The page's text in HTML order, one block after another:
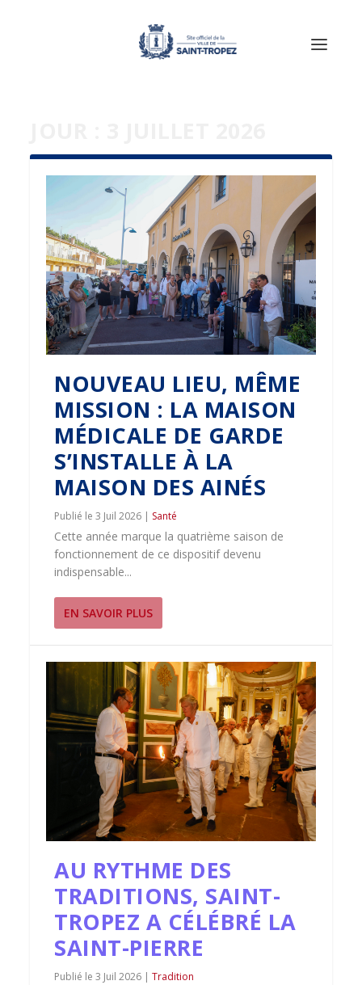
NOUVEAU LIEU, MÊME
MISSION : LA MAISON
MÉDICALE DE GARDE
S’INSTALLE À LA
MAISON DES AINÉS
3 Juil 2026 | Santé
Cette année marque la quatrième saison de
fonctionnement de ce dispositif devenu
indispensable...
EN SAVOIR PLUS
AU RYTHME DES
TRADITIONS, SAINT-
TROPEZ A CÉLÉBRÉ LA
SAINT-PIERRE
3 Juil 2026 |Tradition